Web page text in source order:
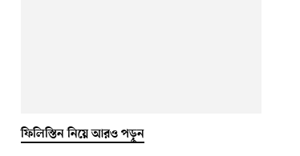
ফিলিস্তিন নিয়ে আরও পড়ুন